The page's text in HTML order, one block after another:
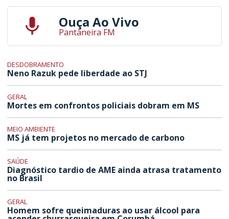
Ouça Ao Vivo
Pantaneira FM
DESDOBRAMENTO
Neno Razuk pede liberdade ao STJ
GERAL
Mortes em confrontos policiais dobram em MS
MEIO AMBIENTE
MS já tem projetos no mercado de carbono
SAÚDE
Diagnóstico tardio de AME ainda atrasa tratamento
no Brasil
GERAL
Homem sofre queimaduras ao usar álcool para